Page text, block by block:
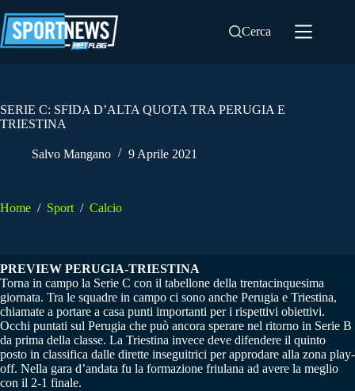
al
contenuto
Cerca
SERIE C: SFIDA D’ALTA QUOTA TRA PERUGIA E
TRIESTINA
Salvo Mangano 9 Aprile 2021
Home / Sport / Calcio
PREVIEW PERUGIA-TRIESTINA
Torna in campo la Serie C con il tabellone della trentacinquesima
giornata. Tra le squadre in campo ci sono anche Perugia e Triestina,
chiamate a portare a casa punti importanti per i rispettivi obiettivi.
Occhi puntati sul Perugia che può ancora sperare nel ritorno in Serie B
da prima della classe. La Triestina invece deve difendere il quinto
posto in classifica dalle dirette inseguitrici per approdare alla zona play-
off. Nella gara d’andata fu la formazione friulana ad avere la meglio
con il 2-1 finale.